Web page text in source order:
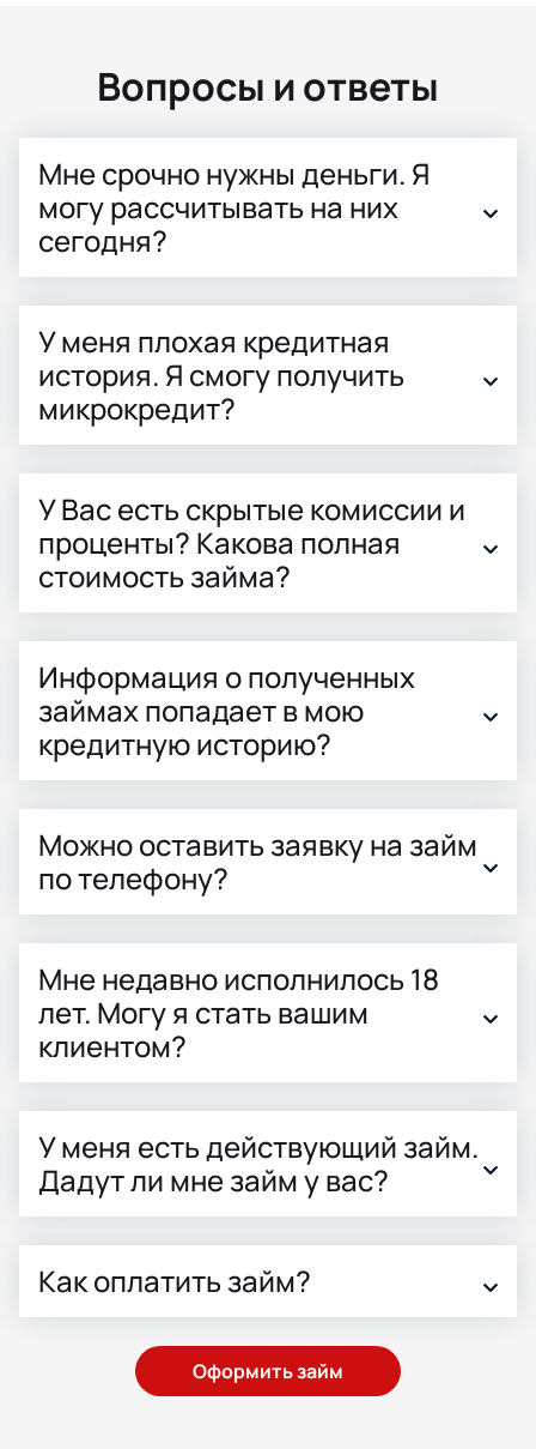
Вопросы и ответы
Мне срочно нужны деньги. Я
могу рассчитывать на них
сегодня?
У меня плохая кредитная
история. Я смогу получить
микрокредит?
У Вас есть скрытые комиссии и
проценты? Какова полная
стоимость займа?
Информация о полученных
займах попадает в мою
кредитную историю?
Можно оставить заявку на займ
по телефону?
Мне недавно исполнилось 18
лет. Могу я стать вашим
клиентом?
У меня есть действующий займ.
Дадут ли мне займ у вас?
Как оплатить займ?
Оформить займ